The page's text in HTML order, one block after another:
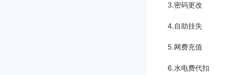
3.密码更改
4.自助挂失
5.网费充值
6.水电费代扣